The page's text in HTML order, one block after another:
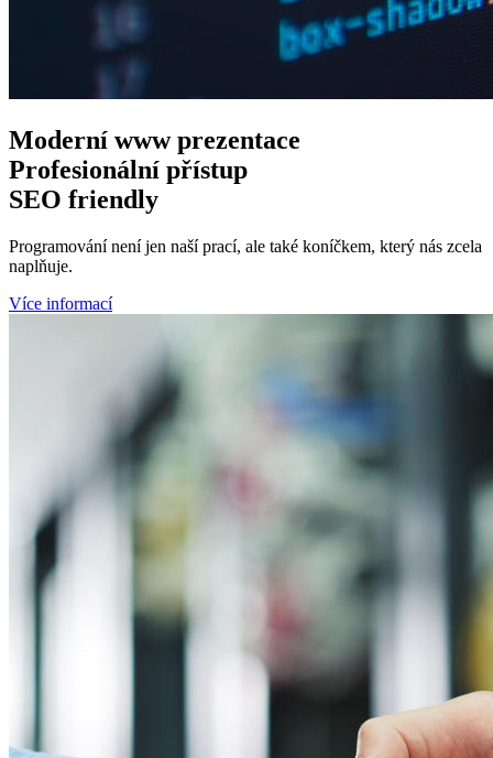
Moderní wwwprezentace
Profesionální přístup
SEO friendly
Programování není jen naší prací, ale také koníčkem, který nás zcela
naplňuje.
Více informací